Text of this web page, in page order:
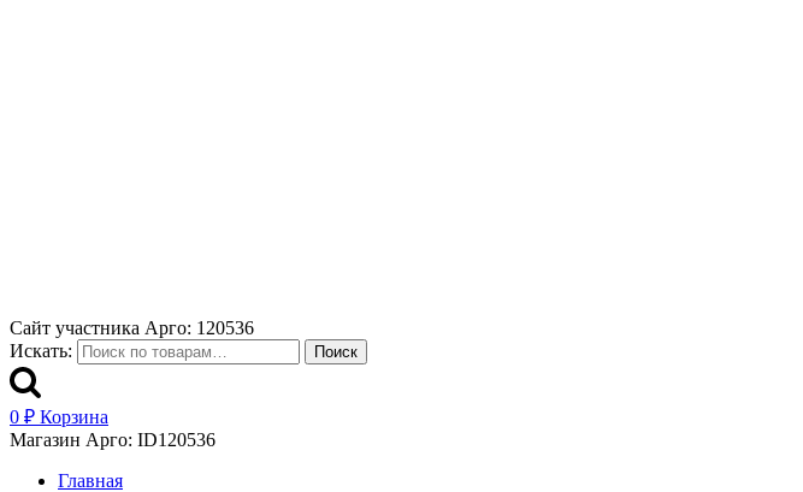
Сайт участника Арго: 120536
Искать:
Поиск
0 ₽ Корзина
Магазин Арго: ID120536
Главная